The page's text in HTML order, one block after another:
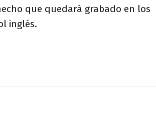
que quedará grabado en los
inglés.